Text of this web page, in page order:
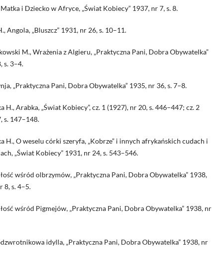
i Dziecko w Afryce, „Świat Kobiecy” 1937, nr 7, s. 8.
Angola, „Bluszcz” 1931, nr 26, s. 10–11.
M., Wrażenia z Algieru, „Praktyczna Pani, Dobra Obywatelka”
s. 3–4.
„Praktyczna Pani, Dobra Obywatelka” 1935, nr 36, s. 7–8.
H., Arabka, „Świat Kobiecy”, cz. 1 (1927), nr 20, s. 446–447; cz. 2
s. 147–148.
H., O weselu córki szeryfa, „Kobrze” i innych afrykańskich cudach i
„Świat Kobiecy” 1931, nr 24, s. 543–546.
wśród olbrzymów, „Praktyczna Pani, Dobra Obywatelka” 1938,
8, s. 4–5.
wśród Pigmejów, „Praktyczna Pani, Dobra Obywatelka” 1938, nr
idylla, „Praktyczna Pani, Dobra Obywatelka” 1938, nr